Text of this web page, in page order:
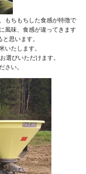
もちもちした食感が特徴で
風味、食感が違ってきます
思います。
いたします。
選びいただけます。
さい。